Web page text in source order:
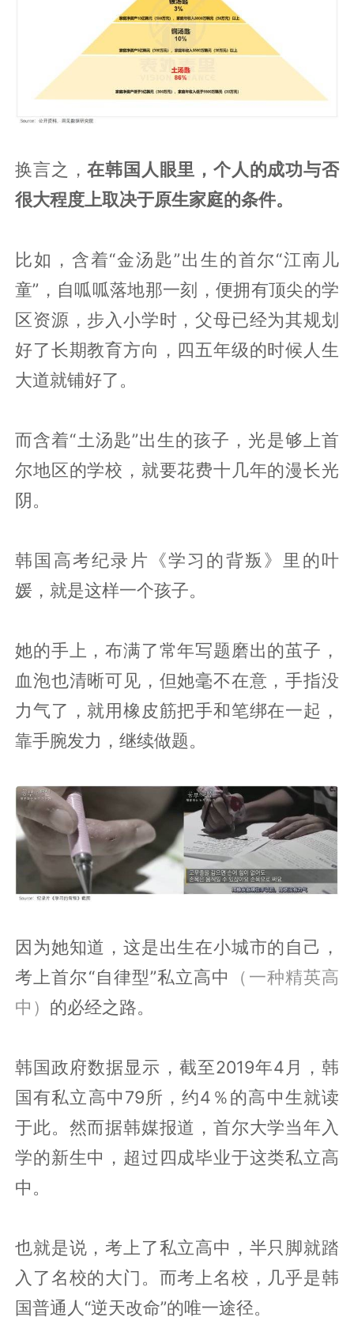
换言之，在韩国人眼里，个人的成功与否
很大程度上取决于原生家庭的条件。
比如，含着“金汤匙”出生的首尔“江南儿
童”，自呱呱落地那一刻，便拥有顶尖的学
区资源，步入小学时，父母已经为其规划
好了长期教育方向，四五年级的时候人生
大道就铺好了。
而含着“土汤匙”出生的孩子，光是够上首
尔地区的学校，就要花费十几年的漫长光
阴。
韩国高考纪录片《学习的背叛》里的叶
媛，就是这样一个孩子。
她的手上，布满了常年写题磨出的茧子，
血泡也清晰可见，但她毫不在意，手指没
力气了，就用橡皮筋把手和笔绑在一起，
靠手腕发力，继续做题。
因为她知道，这是出生在小城市的自己，
考上首尔“自律型”私立高中
（一种精英高
中） 的必经之路。
韩国政府数据显示，截至2019年4月，韩
国有私立高中79所，约4％的高中生就读
于此。然而据韩媒报道，首尔大学当年入
学的新生中，超过四成毕业于这类私立高
中。
也就是说，考上了私立高中，半只脚就踏
入了名校的大门。而考上名校，几乎是韩
国普通人“逆天改命”的唯一途径。